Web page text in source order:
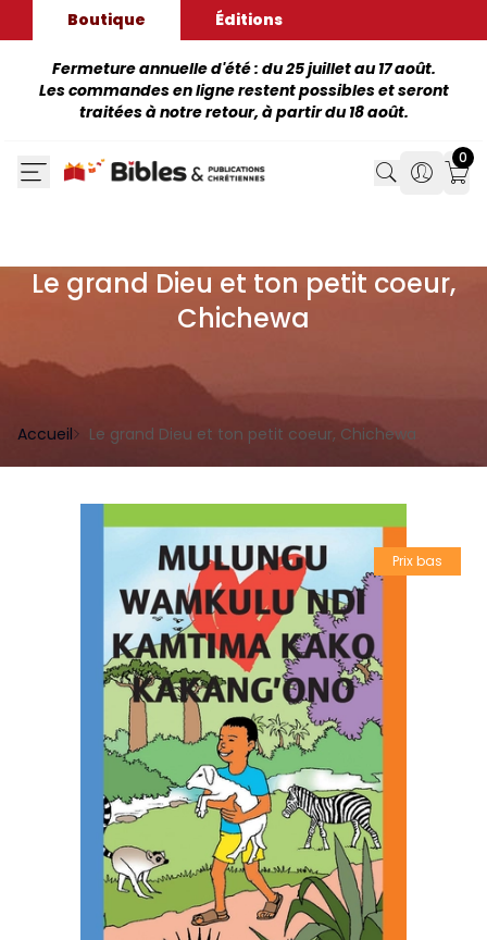
Boutique Éditions
Fermeture annuelle d'été : du 25 juillet au 17 août.
Les commandes en ligne restent possibles et seront
traitées à notre retour, à partir du 18 août.
Search
Search
0
Le grand Dieu et ton petit coeur,
Chichewa
Accueil Le grand Dieu et ton petit coeur, Chichewa
Prix bas